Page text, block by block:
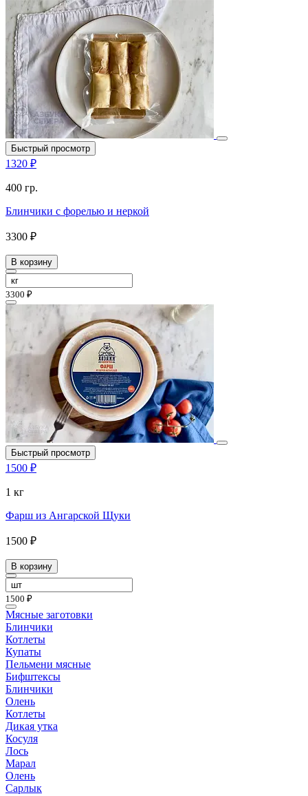
Быстрый просмотр
1320 ₽
400 гр.
Блинчики с форелью и неркой
3300 ₽
В корзину
3300 ₽
Быстрый просмотр
1500 ₽
1 кг
Фарш из Ангарской Щуки
1500 ₽
В корзину
1500 ₽
Мясные заготовки
Блинчики
Котлеты
Купаты
Пельмени мясные
Бифштексы
Блинчики
Олень
Котлеты
Дикая утка
Косуля
Лось
Марал
Олень
Сарлык